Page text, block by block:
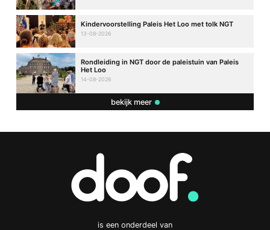
Kindervoorstelling Paleis Het Loo met tolk NGT
13-08-2026
Rondleiding in NGT door de paleistuin van Paleis
Het Loo
14-08-2026
bekijk meer
is een onderdeel van